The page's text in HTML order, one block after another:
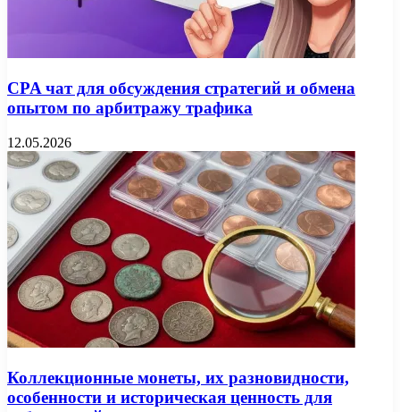
CPA чат для обсуждения стратегий и обмена
опытом по арбитражу трафика
12.05.2026
Коллекционные монеты, их разновидности,
особенности и историческая ценность для